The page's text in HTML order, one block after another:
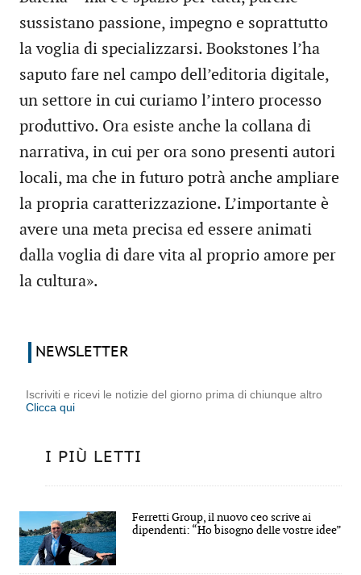
sussistano passione, impegno e soprattutto
la voglia di specializzarsi. Bookstones l’ha
saputo fare nel campo dell’editoria digitale,
un settore in cui curiamo l’intero processo
produttivo. Ora esiste anche la collana di
narrativa, in cui per ora sono presenti autori
locali, ma che in futuro potrà anche ampliare
la propria caratterizzazione. L’importante è
avere una meta precisa ed essere animati
dalla voglia di dare vita al proprio amore per
la cultura».
NEWSLETTER
Iscriviti e ricevi le notizie del giorno prima di chiunque altro
Clicca qui
I PIÙ LETTI
Ferretti Group, il nuovo ceo scrive ai
dipendenti: “Ho bisogno delle vostre idee”